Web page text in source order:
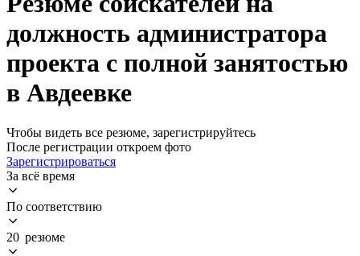
должность администратора
проекта с полной занятостью
в Авдеевке
Чтобы видеть все резюме, зарегистрируйтесь
После регистрации откроем фото
Зарегистрироваться
За всё время
По соответствию
20 резюме